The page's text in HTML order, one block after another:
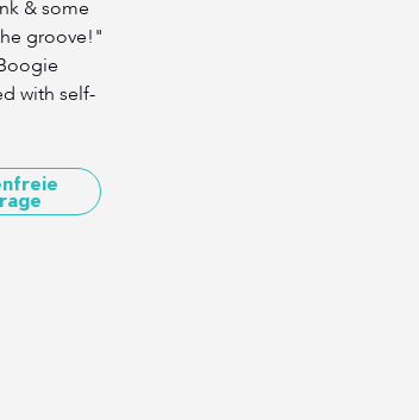
& some
groove!"
with self-